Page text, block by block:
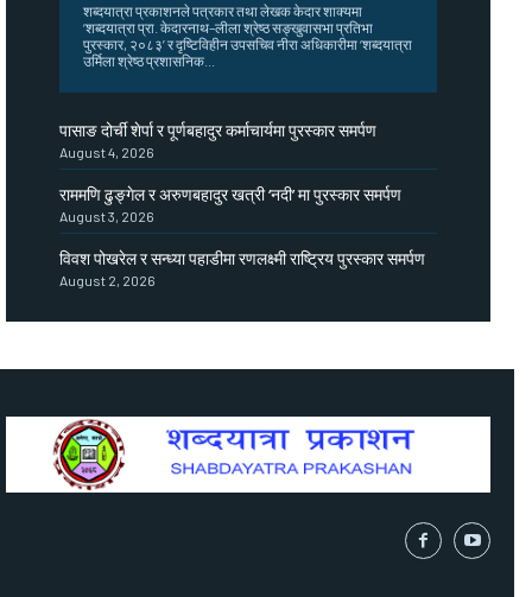
शब्दयात्रा प्रकाशनले पत्रकार तथा लेखक केदार शाक्यमा
‘शब्दयात्रा प्रा. केदारनाथ–लीला श्रेष्ठ सङ्खुवासभा प्रतिभा
पुरस्कार, २०८३’ र दृष्टिविहीन उपसचिव नीरा अधिकारीमा ‘शब्दयात्रा
उर्मिला श्रेष्ठ प्रशासनिक...
पासाङ दोर्ची शेर्पा र पूर्णबहादुर कर्माचार्यमा पुरस्कार समर्पण
August 4, 2026
राममणि ढुङ्गेल र अरुणबहादुर खत्री ‘नदी’ मा पुरस्कार समर्पण
August 3, 2026
विवश पोखरेल र सन्ध्या पहाडीमा रणलक्ष्मी राष्ट्रिय पुरस्कार समर्पण
August 2, 2026